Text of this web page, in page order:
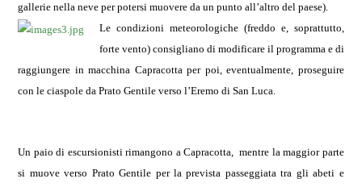
gallerie nella neve per potersi muovere da un punto all’altro del paese).
Le condizioni meteorologiche (freddo e, soprattutto,
forte vento) consigliano di modificare il programma e di
raggiungere in macchina Capracotta per poi, eventualmente, proseguire
con le ciaspole da Prato Gentile verso l’Eremo di San Luca.
Un paio di escursionisti rimangono a Capracotta, mentre la maggior parte
si muove verso Prato Gentile per la prevista passeggiata tra gli abeti e